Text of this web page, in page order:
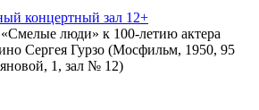
концертный зал 12+
люди» к 100-летию актера
Сергея Гурзо (Мосфильм, 1950, 95
1, зал № 12)